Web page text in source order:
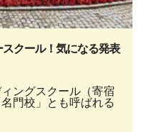
クール！気になる発表
ングスクール（寄宿
門校」とも呼ばれる